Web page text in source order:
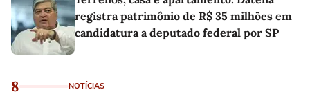
registra patrimônio de R$ 35 milhões em
candidatura a deputado federal por SP
8 NOTÍCIAS